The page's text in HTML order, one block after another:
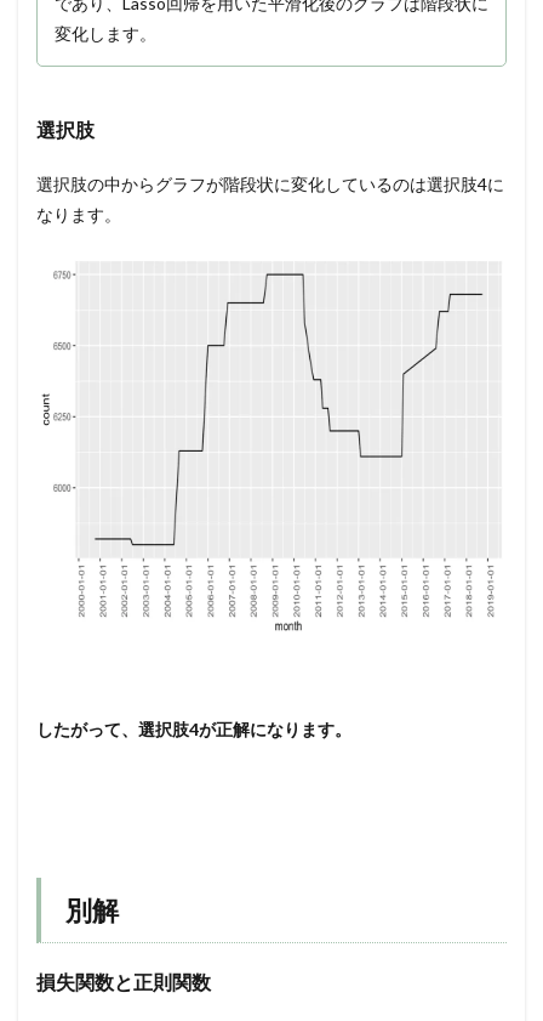
変化します。
選択肢
選択肢の中からグラフが階段状に変化しているのは選択肢4に
なります。
したがって、選択肢4が正解になります。
別解
損失関数と正則関数